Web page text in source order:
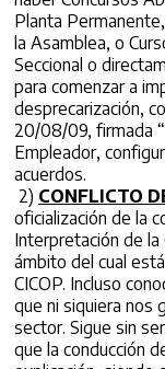
Planta
la Asamblea, o
Seccional o
para comenzar a
desprecarización,
20/08/09, firmada
Empleador,
acuerdos.
2) CONFLICTO
oficialización de la
Interpretación de la
ámbito del cual
CICOP. Incluso
que ni siquiera nos
sector. Sigue sin
que la conducción